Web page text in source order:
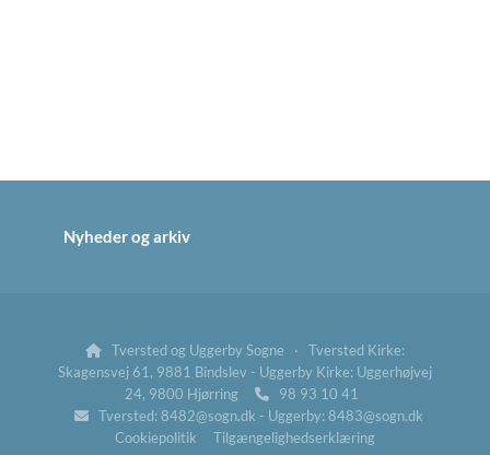
Nyheder og arkiv

Tversted og Uggerby Sogne · Tversted Kirke:
Skagensvej 61, 9881 Bindslev - Uggerby Kirke: Uggerhøjvej
24, 9800 Hjørring
 98 93 10 41
Tversted: 8482@sogn.dk - Uggerby: 8483@sogn.dk
Cookiepolitik
Tilgængelighedserklæring